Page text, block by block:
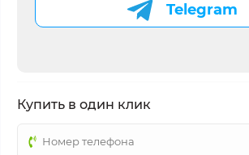
Telegram
Купить в один клик